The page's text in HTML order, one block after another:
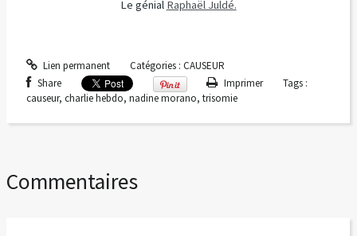
Le génial Raphaël Juldé.
Lien permanent Catégories : CAUSEUR
Share
Imprimer
Tags :
causeur, charlie hebdo, nadine morano, trisomie
Commentaires